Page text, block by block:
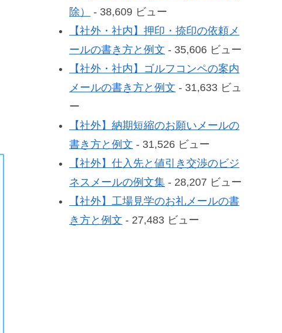
除）
- 38,609 ビュー
【社外・社内】押印・捺印の依頼メ
ールの書き方と例文 - 35,606 ビュー
【社外・社内】ゴルフコンペの案内
メールの書き方と例文 - 31,633 ビュ
ー
【社外】納期短縮のお願いメールの
書き方と例文 - 31,526 ビュー
【社外】仕入先と値引き交渉のビジ
ネスメールの例文集 - 28,207 ビュー
【社外】工場見学のお礼メールの書
き方と例文 - 27,483 ビュー